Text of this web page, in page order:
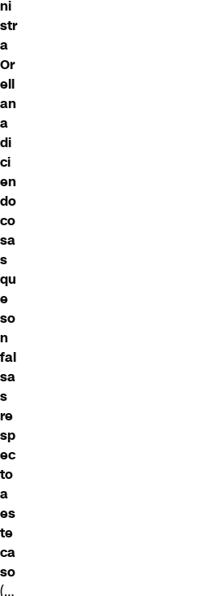
ni
str
a
Or
ell
an
a
di
ci
en
do
co
sa
s
qu
e
so
n
fal
sa
s
re
sp
ec
to
a
es
te
ca
so
(…